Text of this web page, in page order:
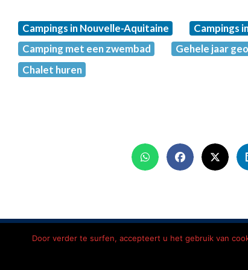
Campings in Nouvelle-Aquitaine
Campings
Camping met een zwembad
Gehele jaar
Chalet huren
© 2026 Léon
Home Disclaimer
Door verder te surfen, accepteert u het gebruik van